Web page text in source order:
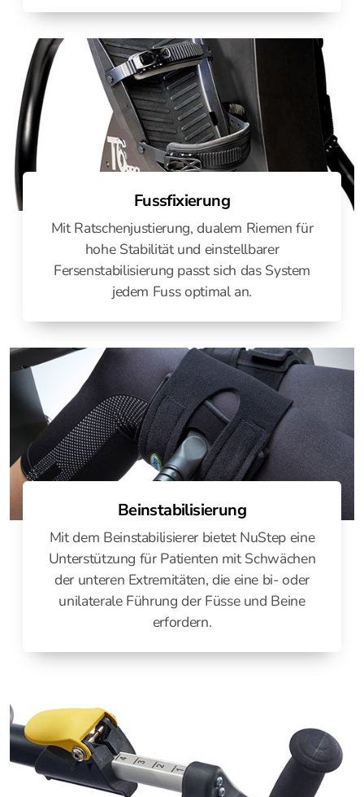
Fussfixierung
Mit Ratschenjustierung, dualem Riemen für
hohe Stabilität und einstellbarer
Fersenstabilisierung passt sich das System
jedem Fuss optimal an.
Beinstabilisierung
Mit dem Beinstabilisierer bietet NuStep eine
Unterstützung für Patienten mit Schwächen
der unteren Extremitäten, die eine bi- oder
unilaterale Führung der Füsse und Beine
erfordern.